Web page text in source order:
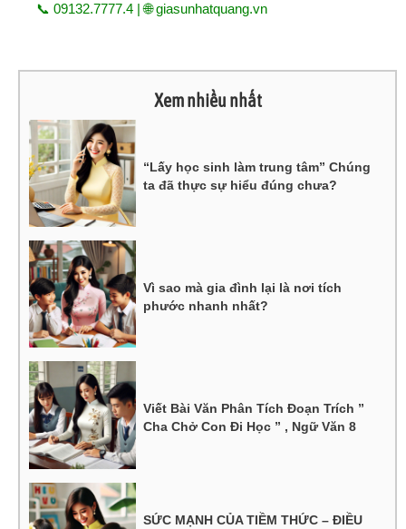
📞 09132.7777.4 | 🌐giasunhatquang.vn
Xem nhiều nhất
“Lấy học sinh làm trung tâm” Chúng
ta đã thực sự hiểu đúng chưa?
Vì sao mà gia đình lại là nơi tích
phước nhanh nhất?
Viết Bài Văn Phân Tích Đoạn Trích ”
Cha Chở Con Đi Học ” , Ngữ Văn 8
SỨC MẠNH CỦA TIỀM THỨC – ĐIỀU